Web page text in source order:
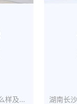
湖南长沙市麓谷高级中学排名怎么样及收费标准_复读招生网